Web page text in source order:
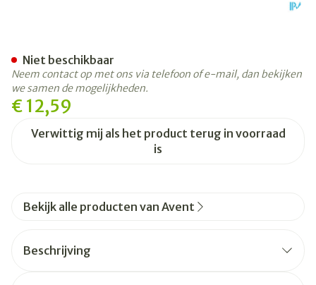
€ 12,59
Verwittig mij als het product terug in voorraad
is
Niet beschikbaar
Neem contact op met ons via telefoon of e-mail, dan bekijken
we samen de mogelijkheden.
Bekijk alle producten van Avent
Beschrijving